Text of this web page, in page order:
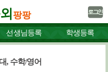
팡팡
선생님등록 학생등록
, 수학/영어